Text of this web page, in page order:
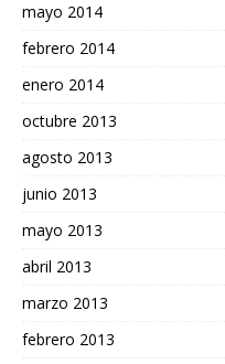
mayo 2014
febrero 2014
enero 2014
octubre 2013
agosto 2013
junio 2013
mayo 2013
abril 2013
marzo 2013
febrero 2013